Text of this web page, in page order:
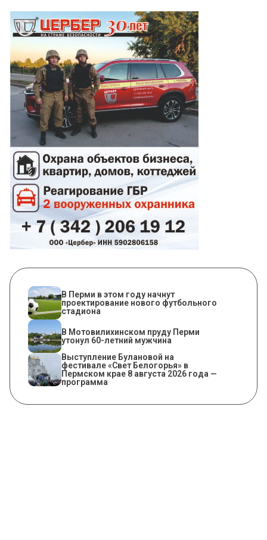
В Перми в этом году начнут
проектирование нового футбольного
стадиона
В Мотовилихинском пруду Перми
утонул 60-летний мужчина
Выступление Булановой на
фестивале «Свет Белогорья» в
Пермском крае 8 августа 2026 года —
программа